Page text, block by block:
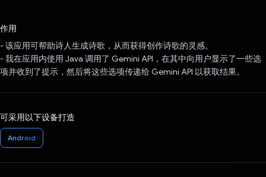
作用
- 该应用可帮助诗人生成诗歌，从而获得创作诗歌的灵感。
- 我在应用内使用 Java 调用了 Gemini API，在其中向用户显示了一些选
项并收到了提示，然后将这些选项传递给 Gemini API 以获取结果。
可采用以下设备打造
Android